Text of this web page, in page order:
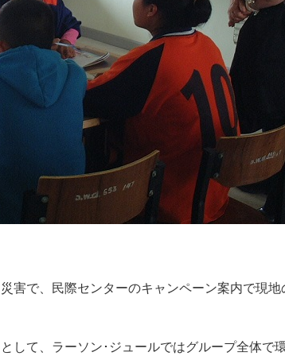
害で、民際センターのキャンペーン案内で現
して、ラーソン･ジュールではグループ全体